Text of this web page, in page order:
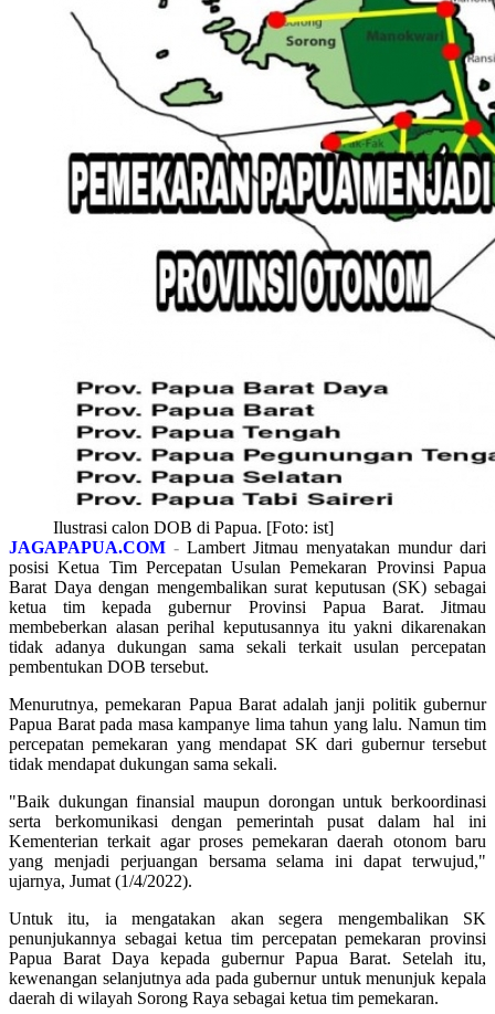
Ilustrasi calon DOB di Papua. [Foto: ist]
JAGAPAPUA.COM - Lambert Jitmau menyatakan mundur dari
posisi Ketua Tim Percepatan Usulan Pemekaran Provinsi Papua
Barat Daya dengan mengembalikan surat keputusan (SK) sebagai
ketua tim kepada gubernur Provinsi Papua Barat. Jitmau
membeberkan alasan perihal keputusannya itu yakni dikarenakan
tidak adanya dukungan sama sekali terkait usulan percepatan
pembentukan DOB tersebut.
Menurutnya, pemekaran Papua Barat adalah janji politik gubernur
Papua Barat pada masa kampanye lima tahun yang lalu. Namun tim
percepatan pemekaran yang mendapat SK dari gubernur tersebut
tidak mendapat dukungan sama sekali.
"Baik dukungan finansial maupun dorongan untuk berkoordinasi
serta berkomunikasi dengan pemerintah pusat dalam hal ini
Kementerian terkait agar proses pemekaran daerah otonom baru
yang menjadi perjuangan bersama selama ini dapat terwujud,"
ujarnya, Jumat (1/4/2022).
Untuk itu, ia mengatakan akan segera mengembalikan SK
penunjukannya sebagai ketua tim percepatan pemekaran provinsi
Papua Barat Daya kepada gubernur Papua Barat. Setelah itu,
kewenangan selanjutnya ada pada gubernur untuk menunjuk kepala
daerah di wilayah Sorong Raya sebagai ketua tim pemekaran.